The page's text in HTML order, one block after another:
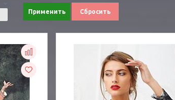
Применить Сбросить